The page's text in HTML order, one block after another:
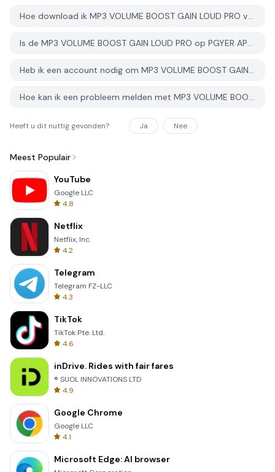
Hoe download ik MP3 VOLUME BOOST GAIN LOUD PRO van PGYER APK HUB?
Is de MP3 VOLUME BOOST GAIN LOUD PRO op PGYER APK HUB gratis te downloaden?
Heb ik een account nodig om MP3 VOLUME BOOST GAIN LOUD PRO van PGYER APK HUB te downloaden?
Hoe kan ik een probleem melden met MP3 VOLUME BOOST GAIN LOUD PRO op PGYER APK HUB?
Heeft u dit nuttig gevonden? Ja Nee
Meest Populair
YouTube
Google LLC
4.8
Netflix
Netflix, Inc.
4.2
Telegram
Telegram FZ-LLC
4.3
TikTok
TikTok Pte. Ltd.
4.6
inDrive. Rides with fair fares
® SUOL INNOVATIONS LTD
4.9
Google Chrome
Google LLC
4.1
Microsoft Edge: AI browser